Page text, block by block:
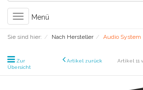
Toggle
navigation
Menü
Sie sind hier: Nach Hersteller Audio System
Zur
Übersicht
Artikel zurück Artikel 11